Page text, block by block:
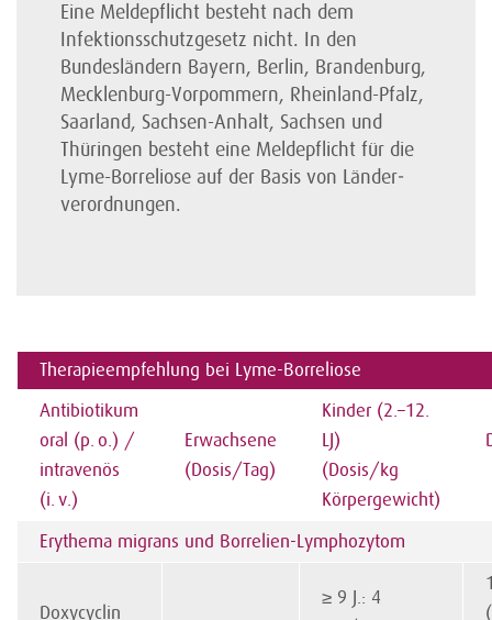
Eine Meldepflicht besteht nach dem
Infektionsschutzgesetz nicht. In den
Bundesländern Bayern, Berlin, Brandenburg,
Mecklenburg-Vorpommern, Rheinland-Pfalz,
Saar­land, Sachsen-Anhalt, Sachsen und
Thüringen besteht eine Melde­pflicht für die
Lyme-Borreliose auf der Basis von Länder­
verordnungen.
Therapieempfehlung bei Lyme-Borreliose
Antibiotikum
oral (p. o.) /
intravenös
(i. v.)
Erwachsene
(Dosis/Tag)
Kinder (2.–12.
LJ)
(Dosis/kg
Körpergewicht)
Erythema migrans und Borrelien-Lymphozytom
Doxycyclin
≥ 9 J.: 4